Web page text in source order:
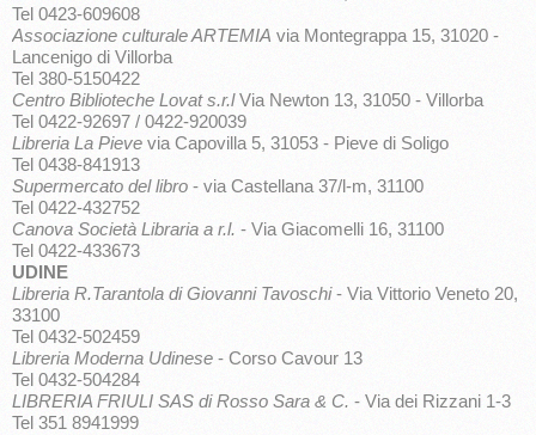
Tel 0423-609608
Associazione culturale ARTEMIA via Montegrappa 15, 31020 -
Lancenigo di Villorba
Tel 380-5150422
Centro Biblioteche Lovat s.r.lVia Newton 13, 31050 - Villorba
Tel 0422-92697 / 0422-920039
Libreria La Pieve via Capovilla 5, 31053 - Pieve di Soligo
Tel 0438-841913
Supermercato del libro - via Castellana 37/l-m, 31100
Tel 0422-432752
Canova Società Libraria a r.l. - Via Giacomelli 16, 31100
Tel 0422-433673
UDINE
Libreria R.Tarantola di Giovanni Tavoschi- Via Vittorio Veneto 20,
33100
Tel 0432-502459
Libreria Moderna Udinese - Corso Cavour 13
Tel 0432-504284
LIBRERIA FRIULI SAS di Rosso Sara & C. - Via dei Rizzani 1-3
Tel 351 8941999